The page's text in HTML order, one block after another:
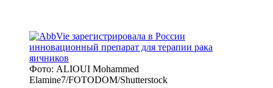
Фото: ALIOUI Mohammed
Elamine7/FOTODOM/Shutterstock